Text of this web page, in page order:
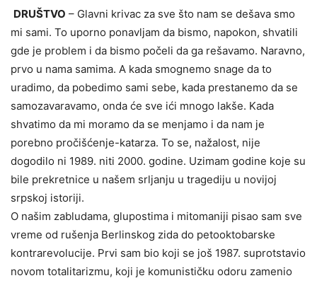
DRUŠTVO – Glavni krivac za sve što nam se dešava smo
mi sami. To uporno ponavljam da bismo, napokon, shvatili
gde je problem i da bismo počeli da ga rešavamo. Naravno,
prvo u nama samima. A kada smognemo snage da to
uradimo, da pobedimo sami sebe, kada prestanemo da se
samozavaravamo, onda će sve ići mnogo lakše. Kada
shvatimo da mi moramo da se menjamo i da nam je
porebno pročišćenje-katarza. To se, nažalost, nije
dogodilo ni 1989. niti 2000. godine. Uzimam godine koje su
bile prekretnice u našem srljanju u tragediju u novijoj
srpskoj istoriji.
O našim zabludama, glupostima i mitomaniji pisao sam sve
vreme od rušenja Berlinskog zida do petooktobarske
kontrarevolucije. Prvi sam bio koji se još 1987. suprotstavio
novom totalitarizmu, koji je komunističku odoru zamenio